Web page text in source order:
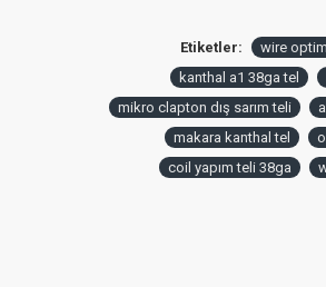
Etiketler:
wire
kanthal a1 38ga tel
mikro clapton dış sarım teli
makara kanthal tel
coil yapım teli 38ga